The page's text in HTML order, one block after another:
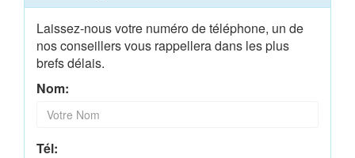
Laissez-nous votre numéro de téléphone, un de
nos conseillers vous rappellera dans les plus
brefs délais.
Nom:
Tél: